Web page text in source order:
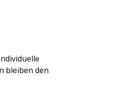
bleiben den